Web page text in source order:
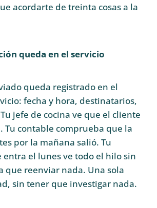
acordarte de treinta cosas a la
queda en el servicio
queda registrado en el
fecha y hora, destinatarios,
jefe de cocina ve que el cliente
Tu contable comprueba que la
por la mañana salió. Tu
entra el lunes ve todo el hilo sin
que reenviar nada. Una sola
sin tener que investigar nada.